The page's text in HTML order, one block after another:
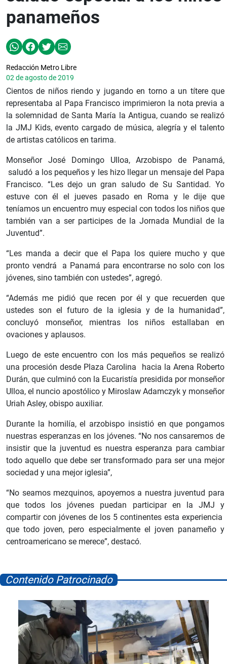
panameños
Redacción Metro Libre
02 de agosto de 2019
Cientos de niños riendo y jugando en torno a un títere que
representaba al Papa Francisco imprimieron la nota previa a
la solemnidad de Santa María la Antigua, cuando se realizó
la JMJ Kids, evento cargado de música, alegría y el talento
de artistas católicos en tarima.
Monseñor José Domingo Ulloa, Arzobispo de Panamá,
saludó a los pequeños y les hizo llegar un mensaje del Papa
Francisco. “Les dejo un gran saludo de Su Santidad. Yo
estuve con él el jueves pasado en Roma y le dije que
teníamos un encuentro muy especial con todos los niños que
también van a ser participes de la Jornada Mundial de la
Juventud”.
“Les manda a decir que el Papa los quiere mucho y que
pronto vendrá a Panamá para encontrarse no solo con los
jóvenes, sino también con ustedes”, agregó.
“Además me pidió que recen por él y que recuerden que
ustedes son el futuro de la iglesia y de la humanidad”,
concluyó monseñor, mientras los niños estallaban en
ovaciones y aplausos.
Luego de este encuentro con los más pequeños se realizó
una procesión desde Plaza Carolina hacia la Arena Roberto
Durán, que culminó con la Eucaristía presidida por monseñor
Ulloa, el nuncio apostólico y Miroslaw Adamczyk y monseñor
Uriah Asley, obispo auxiliar.
Durante la homilía, el arzobispo insistió en que pongamos
nuestras esperanzas en los jóvenes. “No nos cansaremos de
insistir que la juventud es nuestra esperanza para cambiar
todo aquello que debe ser transformado para ser una mejor
sociedad y una mejor iglesia”,
“No seamos mezquinos, apoyemos a nuestra juventud para
que todos los jóvenes puedan participar en la JMJ y
compartir con jóvenes de los 5 continentes esta experiencia
que todo joven, pero especialmente el joven panameño y
centroamericano se merece”, destacó.
Contenido Patrocinado